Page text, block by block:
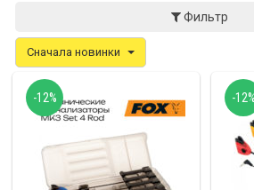
Фильтр
Сначала новинки
-12% -12%